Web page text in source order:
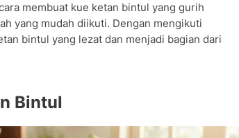
membuat kue ketan bintul yang gurih
yang mudah diikuti. Dengan mengikuti
bintul yang lezat dan menjadi bagian dari
Bintul